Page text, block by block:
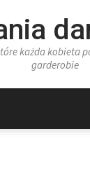
każda kobieta
garderobie